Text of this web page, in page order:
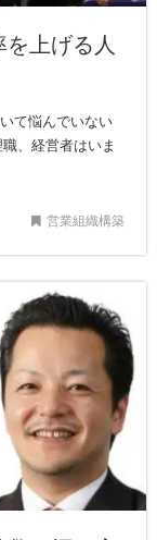
上げる人
て悩んでいない
、経営者はいま
営業組織構築